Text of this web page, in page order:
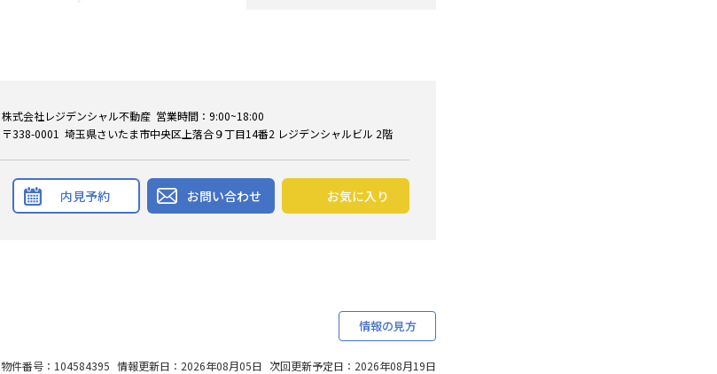
株式会社レジデンシャル不動産 営業時間：9:00~18:00
〒338-0001 埼玉県さいたま市中央区上落合９丁目14番2 レジデンシャルビル 2階
内見予約 お問い合わせ お気に入り
情報の見方
物件番号：104584395 情報更新日：2026年08月05日 次回更新予定日：2026年08月19日